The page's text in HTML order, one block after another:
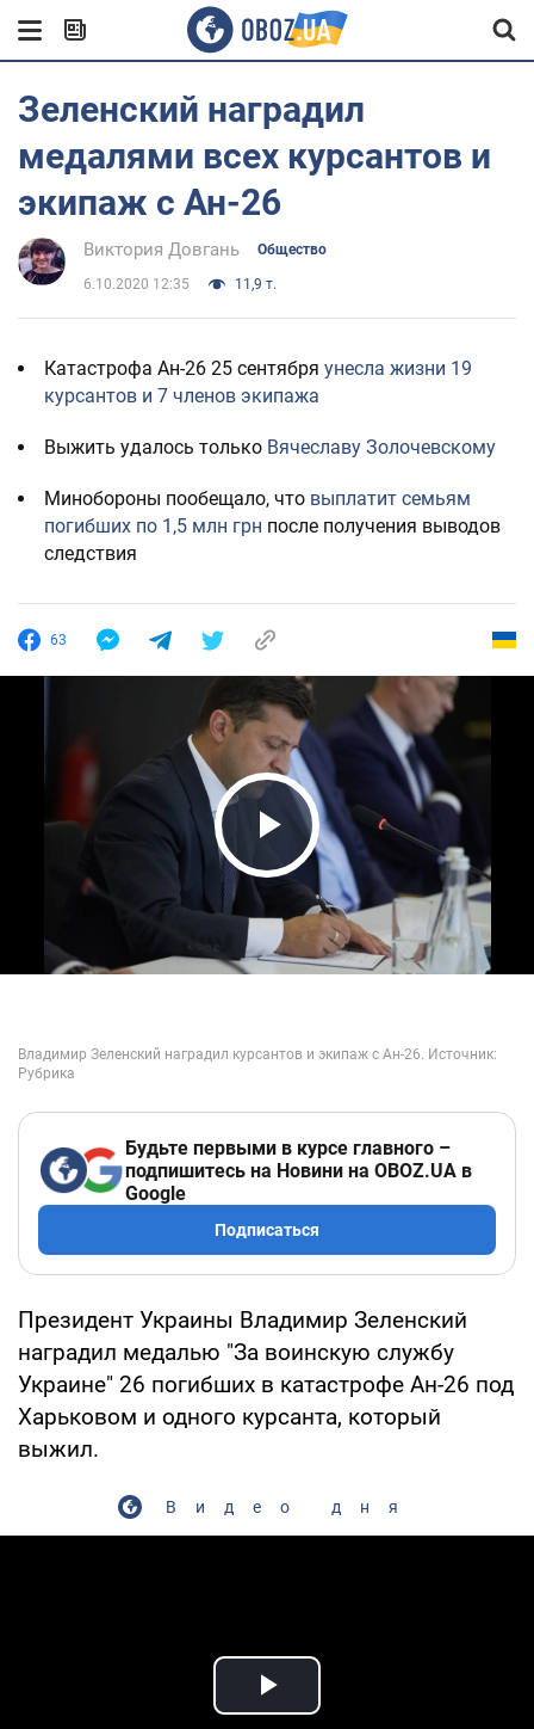
Зеленский наградил
медалями всех курсантов и
экипаж с Ан-26
Виктория Довгань Общество
6.10.2020 12:35 11,9 т.
Катастрофа Ан-26 25 сентября унесла жизни 19
курсантов и 7 членов экипажа
Выжить удалось только Вячеславу Золочевскому
Минобороны пообещало, что выплатит семьям
погибших по 1,5 млн грн после получения выводов
следствия
63
Play Video
Будьте первыми в курсе главного –
подпишитесь на Новини на OBOZ.UA в
Google
Подписаться
Президент Украины Владимир Зеленский
наградил медалью "За воинскую службу
Украине" 26 погибших в катастрофе Ан-26 под
Харьковом и одного курсанта, который
выжил.
Видео дня
Play Video